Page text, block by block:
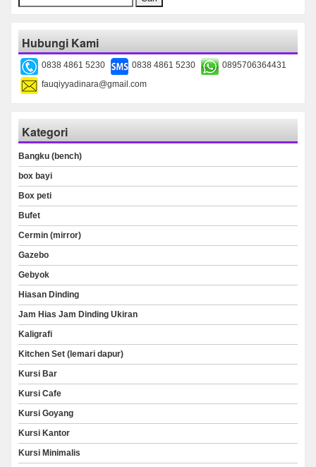
untuk:
Hubungi Kami
0838 4861 5230 0838 4861 5230
0895706364431
fauqiyyadinara@gmail.com
Kategori
Bangku (bench)
box bayi
Box peti
Bufet
Cermin (mirror)
Gazebo
Gebyok
Hiasan Dinding
Jam Hias Jam Dinding Ukiran
Kaligrafi
Kitchen Set (lemari dapur)
Kursi Bar
Kursi Cafe
Kursi Goyang
Kursi Kantor
Kursi Minimalis